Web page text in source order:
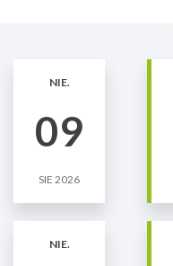
NIE.
09
SIE 2026
NIE.